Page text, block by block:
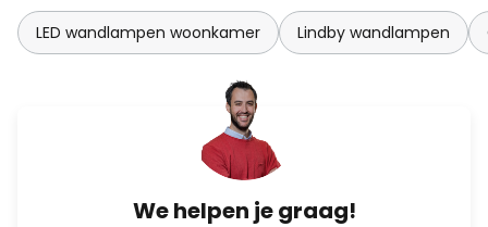
LED wandlampen woonkamer Lindby wandlampen
We helpen je graag!